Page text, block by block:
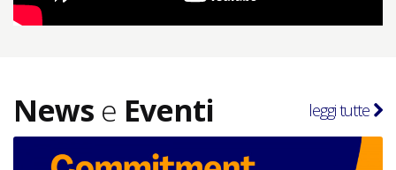
News e Eventi leggi tutte